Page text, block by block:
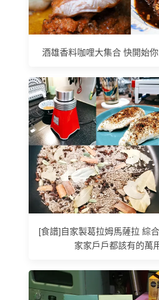
酒雄香料咖哩大集合 快開始
[食譜]自家製葛拉姆馬薩拉 綜
家家戶戶都該有的萬